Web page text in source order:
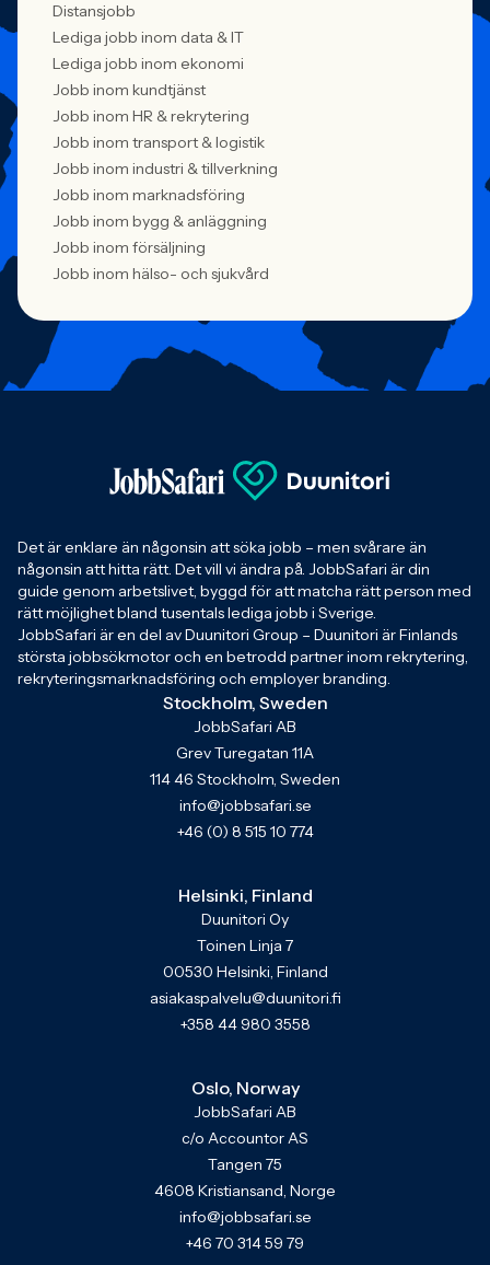
Distansjobb
Lediga jobb inom data & IT
Lediga jobb inom ekonomi
Jobb inom kundtjänst
Jobb inom HR & rekrytering
Jobb inom transport & logistik
Jobb inom industri & tillverkning
Jobb inom marknadsföring
Jobb inom bygg & anläggning
Jobb inom försäljning
Jobb inom hälso- och sjukvård
Det är enklare än någonsin att söka jobb – men svårare än
någonsin att hitta rätt. Det vill vi ändra på. JobbSafari är din
guide genom arbetslivet, byggd för att matcha rätt person med
rätt möjlighet bland tusentals lediga jobb i Sverige.
JobbSafari är en del av Duunitori Group – Duunitori är Finlands
största jobbsökmotor och en betrodd partner inom rekrytering,
rekryteringsmarknadsföring och employer branding.
Stockholm, Sweden
JobbSafari AB
Grev Turegatan 11A
114 46 Stockholm, Sweden
info@jobbsafari.se
+46 (0) 8 515 10 774
Helsinki, Finland
Duunitori Oy
Toinen Linja 7
00530 Helsinki, Finland
asiakaspalvelu@duunitori.fi
+358 44 980 3558
Oslo, Norway
JobbSafari AB
c/o Accountor AS
Tangen 75
4608 Kristiansand, Norge
info@jobbsafari.se
+46 70 314 59 79